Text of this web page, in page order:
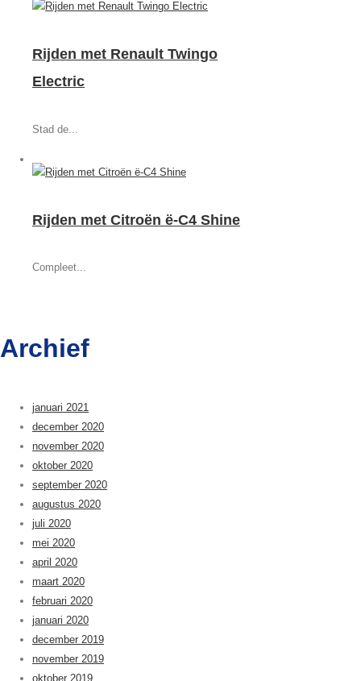
Rijden met Renault Twingo
Electric
Stad de...
Rijden met Citroën ë-C4 Shine
Compleet...
Archief
januari 2021
december 2020
november 2020
oktober 2020
september 2020
augustus 2020
juli 2020
mei 2020
april 2020
maart 2020
februari 2020
januari 2020
december 2019
november 2019
oktober 2019